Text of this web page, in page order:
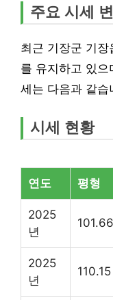
주요 시세
최근 기장군 기장
를 유지하고 있으
세는 다음과 같습
시세 현황
연도 평형
2025
년
101.66
2025
년
110.15